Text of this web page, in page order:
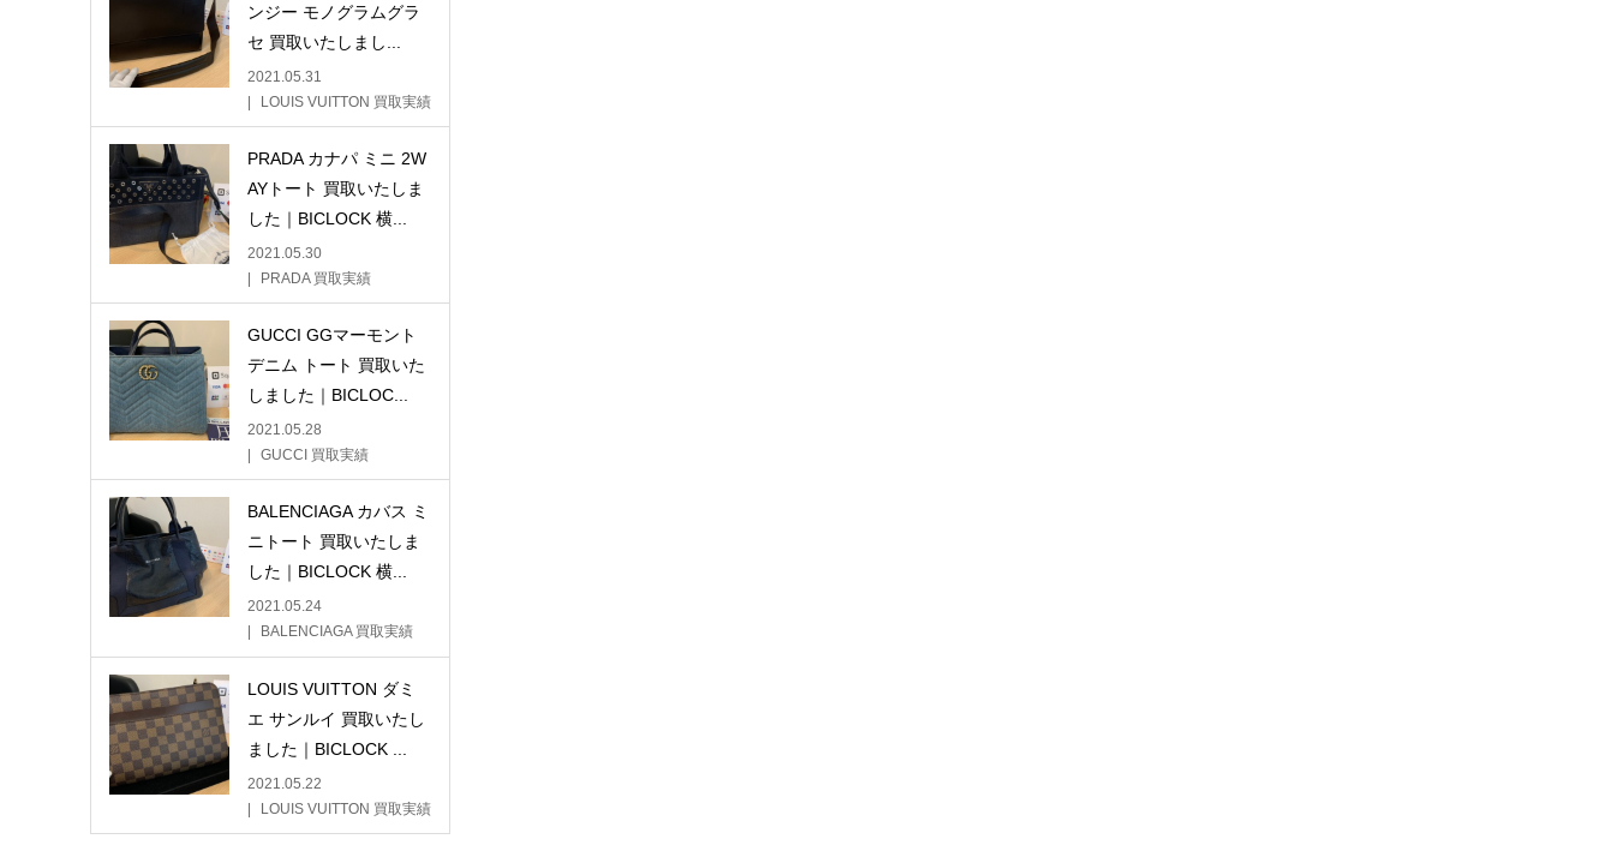
ンジー モノグラムグラ
セ 買取いたしまし...
2021.05.31
LOUIS VUITTON 買取実績
PRADA カナパ ミニ 2W
AYトート 買取いたしま
した｜BICLOCK 横...
2021.05.30
PRADA 買取実績
GUCCI GGマーモント
デニム トート 買取いた
しました｜BICLOC...
2021.05.28
GUCCI 買取実績
BALENCIAGA カバス ミ
ニトート 買取いたしま
した｜BICLOCK 横...
2021.05.24
BALENCIAGA 買取実績
LOUIS VUITTON ダミ
エ サンルイ 買取いたし
ました｜BICLOCK ...
2021.05.22
LOUIS VUITTON 買取実績